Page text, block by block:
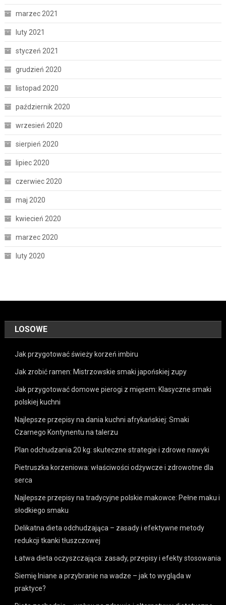
marzec 2021
luty 2021
styczeń 2021
grudzień 2020
listopad 2020
październik 2020
wrzesień 2020
sierpień 2020
lipiec 2020
czerwiec 2020
maj 2020
kwiecień 2020
marzec 2020
luty 2020
LOSOWE
Jak przygotować świeży korzeń imbiru
Jak zrobić ramen: Mistrzowskie smaki japońskiej zupy
Jak przygotować domowe pierogi z mięsem: Klasyczne smaki
polskiej kuchni
Najlepsze przepisy na dania kuchni afrykańskiej: Smaki
Czarnego Kontynentu na talerzu
Plan odchudzania 20 kg: skuteczne strategie i zdrowe nawyki
Pietruszka korzeniowa: właściwości odżywcze i zdrowotne dla
serca
Najlepsze przepisy na tradycyjne polskie makowce: Pełne maku i
słodkiego smaku
Delikatna dieta odchudzająca – zasady i efektywne metody
redukcji tkanki tłuszczowej
Łatwa dieta oczyszczająca: zasady, przepisy i efekty stosowania
Siemię lniane a przybranie na wadze – jak to wygląda w
praktyce?